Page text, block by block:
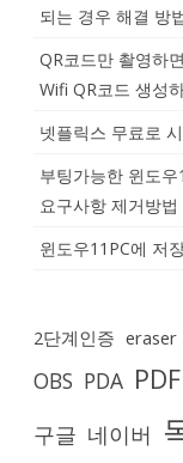
되는 경우 해결 방
QR코드만 촬영하
Wifi QR코드 생성
넷플릭스 무료로
부팅가능한 윈도
요구사항 제거방
윈도우11PC에 저
2단계인증 eraser
OBS PDA PDF
구글 네이버